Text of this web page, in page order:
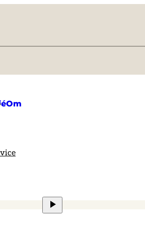
Om
for både kommunale institutioner